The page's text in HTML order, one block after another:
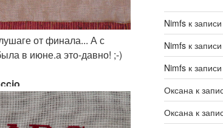
от финала... А с
в июне.а это-давно! ;-)
Nimfsк
Nimfsк
Nimfsк
Оксанак
Оксанак